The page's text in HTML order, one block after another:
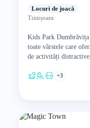
Locuri de joacă
Timișoara
Kids Park
toate vârstele care
de activități
+3